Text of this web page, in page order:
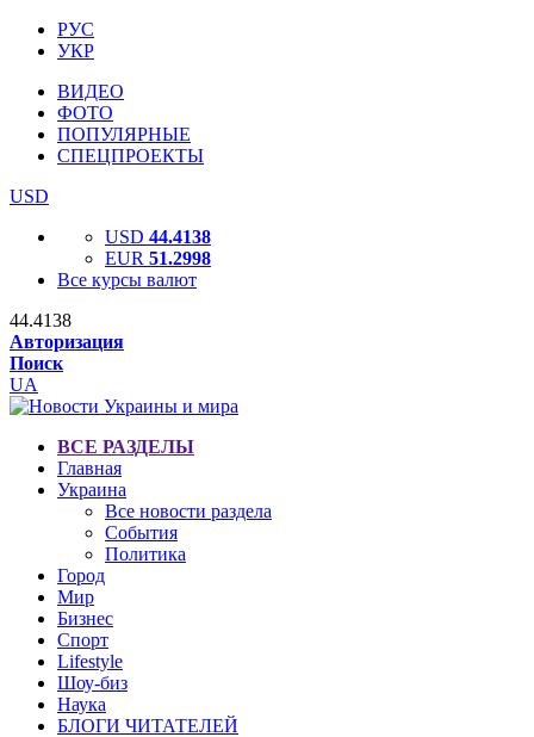
РУС
УКР
ВИДЕО
ФОТО
ПОПУЛЯРНЫЕ
СПЕЦПРОЕКТЫ
USD
USD 44.4138
EUR 51.2998
Все курсы валют
44.4138
Авторизация
Поиск
UA
ВСЕ РАЗДЕЛЫ
Главная
Украина
Все новости раздела
События
Политика
Город
Мир
Бизнес
Спорт
Lifestyle
Шоу-биз
Наука
БЛОГИ ЧИТАТЕЛЕЙ